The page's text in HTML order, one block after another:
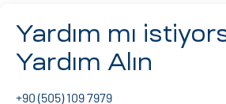
Yardım mı
Yardım Alın
+90 (505) 109 7979